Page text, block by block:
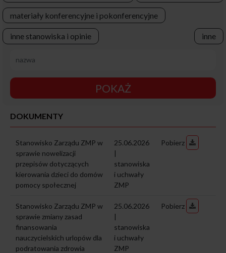
materiały konferencyjne i pokonferencyjne
inne stanowiska i opinie inne
POKAŻ
DOKUMENTY
Stanowisko Zarządu ZMP w
sprawie nowelizacji
przepisów dotyczących
kierowania dzieci do domów
pomocy społecznej
25.06.2026
|
stanowiska
i uchwały
ZMP
Pobierz
Stanowisko Zarządu ZMP w
sprawie zmiany zasad
finansowania
nauczycielskich urlopów dla
podratowania zdrowia
25.06.2026
|
stanowiska
i uchwały
ZMP
Pobierz